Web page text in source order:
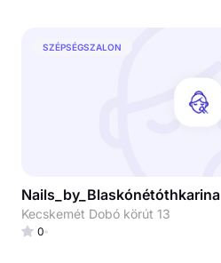
SZÉPSÉGSZALON
Nails_by_Blaskónétóthkarina
Kecskemét Dobó körút 13
0